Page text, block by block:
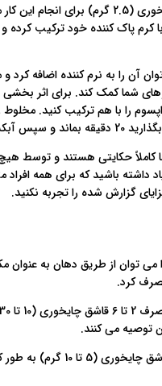
1/2 قاشق چایخوری (2.5 گرم) برای
کرم پاک کننده خود ترکیب
آن را به نرم کننده اضافه کرد
شما کمک کند. برای اثر بخشی
را با هم ترکیب کنید.
و سپس آبکشی کنید.
کاملاً حکایتی هستند و توسط
داشته باشید که برای همه
گزارش شده را تجربه نکنید.
توان از طریق دهان به عنوان
کرد.
توصیه می کنند.
تقریباً 1 تا 2 قاشق چایخوری